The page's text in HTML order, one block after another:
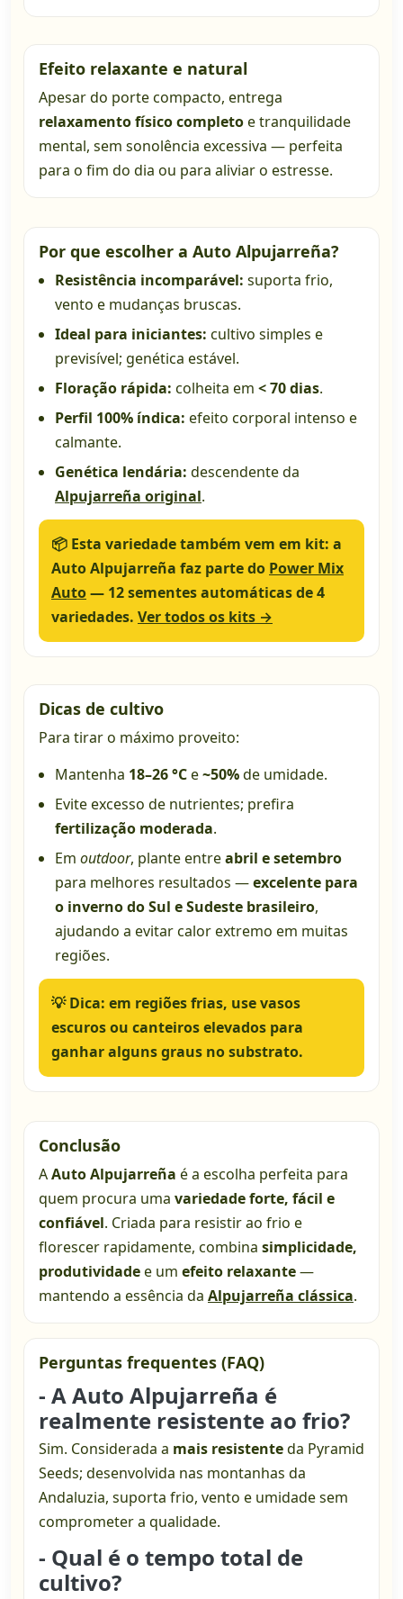
Efeito relaxante e natural
Apesar do porte compacto, entrega
relaxamento físico completoe tranquilidade
mental, sem sonolência excessiva — perfeita
para o fim do dia ou para aliviar o estresse.
Por que escolher a Auto Alpujarreña?
Resistência incomparável: suporta frio,
vento e mudanças bruscas.
Ideal para iniciantes: cultivo simples e
previsível; genética estável.
Floração rápida: colheita em < 70 dias.
Perfil 100% índica: efeito corporal intenso e
calmante.
Genética lendária: descendente da
Alpujarreña original.
📦 Esta variedade também vem em kit: a
Auto Alpujarreña faz parte do Power Mix
Auto— 12 sementes automáticas de 4
variedades. Ver todos os kits →
Dicas de cultivo
Para tirar o máximo proveito:
Mantenha 18–26 °Ce~50%de umidade.
Evite excesso de nutrientes; prefira
fertilização moderada.
Em outdoor, plante entreabril e setembro
para melhores resultados —excelente para
o inverno do Sul e Sudeste brasileiro,
ajudando a evitar calor extremo em muitas
regiões.
💡Dica: em regiões frias, use vasos
escuros ou canteiros elevados para
ganhar alguns graus no substrato.
Conclusão
AAuto Alpujarreña é a escolha perfeita para
quem procura uma variedade forte, fácil e
confiável. Criada para resistir ao frio e
florescer rapidamente, combina simplicidade,
produtividadee um efeito relaxante—
mantendo a essência da Alpujarreña clássica.
Perguntas frequentes (FAQ)
- AAuto Alpujarreña é
realmente resistente ao frio?
Sim. Considerada a mais resistenteda Pyramid
Seeds; desenvolvida nas montanhas da
Andaluzia, suporta frio, vento e umidade sem
comprometer a qualidade.
- Qual é o tempo total de
cultivo?